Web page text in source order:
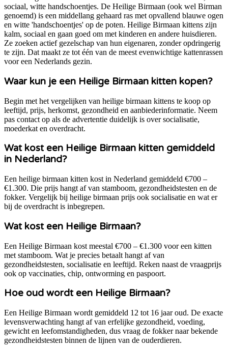
sociaal, witte handschoentjes. De Heilige Birmaan (ook wel Birman
genoemd) is een middellang gehaard ras met opvallend blauwe ogen
en witte 'handschoentjes' op de poten. Heilige Birmaan kittens zijn
kalm, sociaal en gaan goed om met kinderen en andere huisdieren.
Ze zoeken actief gezelschap van hun eigenaren, zonder opdringerig
te zijn. Dat maakt ze tot één van de meest evenwichtige kattenrassen
voor een Nederlands gezin.
Waar kun je een Heilige Birmaan kitten kopen?
Begin met het vergelijken van heilige birmaan kittens te koop op
leeftijd, prijs, herkomst, gezondheid en aanbiederinformatie. Neem
pas contact op als de advertentie duidelijk is over socialisatie,
moederkat en overdracht.
Wat kost een Heilige Birmaan kitten gemiddeld
in Nederland?
Een heilige birmaan kitten kost in Nederland gemiddeld €700 –
€1.300. Die prijs hangt af van stamboom, gezondheidstesten en de
fokker. Vergelijk bij heilige birmaan prijs ook socialisatie en wat er
bij de overdracht is inbegrepen.
Wat kost een Heilige Birmaan?
Een Heilige Birmaan kost meestal €700 – €1.300 voor een kitten
met stamboom. Wat je precies betaalt hangt af van
gezondheidstesten, socialisatie en leeftijd. Reken naast de vraagprijs
ook op vaccinaties, chip, ontworming en paspoort.
Hoe oud wordt een Heilige Birmaan?
Een Heilige Birmaan wordt gemiddeld 12 tot 16 jaar oud. De exacte
levensverwachting hangt af van erfelijke gezondheid, voeding,
gewicht en leefomstandigheden, dus vraag de fokker naar bekende
gezondheidstesten binnen de lijnen van de ouderdieren.